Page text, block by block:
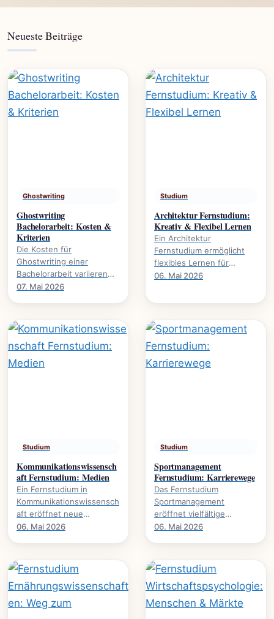
Neueste Beiträge
Ghostwriting
Ghostwriting
Bachelorarbeit: Kosten &
Kriterien
Die Kosten für
Ghostwriting einer
Bachelorarbeit variieren
stark. Dieser Leitfaden
und gibt.
07. Mai 2026
Studium
Architektur Fernstudium:
Kreativ & Flexibel Lernen
Ein Architektur
Fernstudium ermöglicht
flexibles Lernen für
kreative Köpfe.
06. Mai 2026
Studium
Kommunikationswissensch
aft Fernstudium: Medien
Ein Fernstudium in
Kommunikationswissensch
aft eröffnet neue
Perspektiven auf Medien,
Es.
06. Mai 2026
Studium
Sportmanagement
Fernstudium: Karrierewege
Das Fernstudium
Sportmanagement
eröffnet vielfältige
Karrierewege im
und welche.
06. Mai 2026